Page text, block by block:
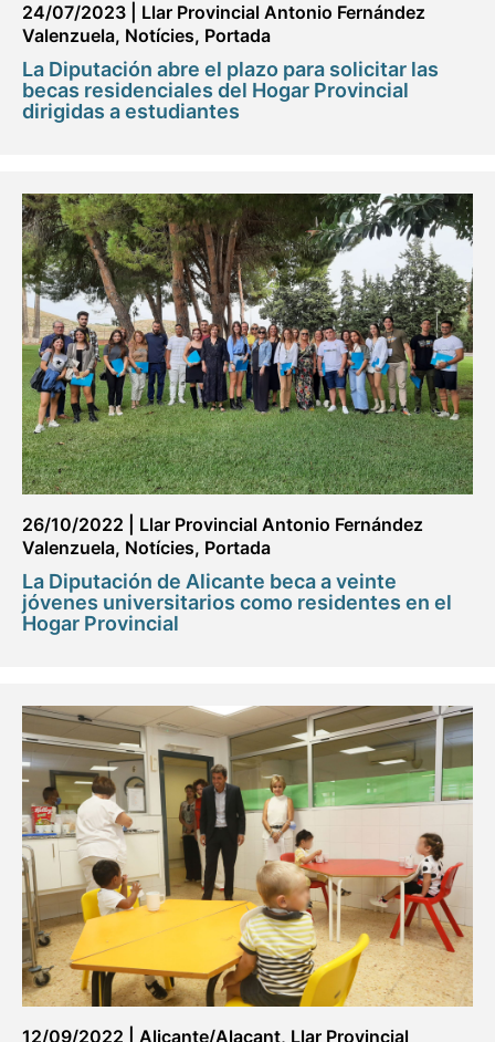
24/07/2023
Llar Provincial Antonio Fernández
Valenzuela, Notícies, Portada
La Diputación abre el plazo para solicitar las
becas residenciales del Hogar Provincial
dirigidas a estudiantes
26/10/2022
Llar Provincial Antonio Fernández
Valenzuela, Notícies, Portada
La Diputación de Alicante beca a veinte
jóvenes universitarios como residentes en el
Hogar Provincial
12/09/2022 Alicante/Alacant, Llar Provincial